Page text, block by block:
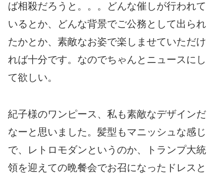
ば相殺だろうと。。。どんな催しが行われて
いるとか、どんな背景でご公務として出られ
たかとか、素敵なお姿で楽しませていただけ
れば十分です。なのでちゃんとニュースにし
て欲しい。
紀子様のワンピース、私も素敵なデザインだ
なーと思いました。髪型もマニッシュな感じ
で、レトロモダンというのか、トランプ大統
領を迎えての晩餐会でお召になったドレスと